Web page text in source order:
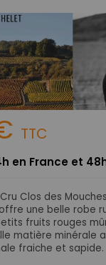
TTC
en France et
Clos des
une belle robe
fruits rouges
matière minérale
fraiche et sapide.